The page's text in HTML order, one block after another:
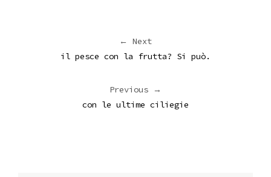
← Next
il pesce con la frutta? Si può.
Previous →
con le ultime ciliegie